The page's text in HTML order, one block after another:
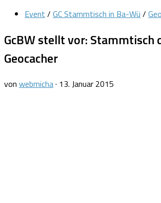
Event / GC Stammtisch in Ba-Wü /
GcBW stellt vor: Stammtisch
Geocacher
von webmicha· 13. Januar 2015